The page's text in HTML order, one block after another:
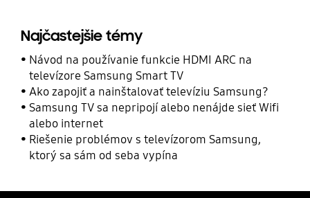
Najčastejšie témy
Návod na používanie funkcie HDMI ARC na
televízore Samsung Smart TV
Ako zapojiť a nainštalovať televíziu Samsung?
Samsung TV sa nepripojí alebo nenájde sieť Wifi
alebo internet
Riešenie problémov s televízorom Samsung,
ktorý sa sám od seba vypína